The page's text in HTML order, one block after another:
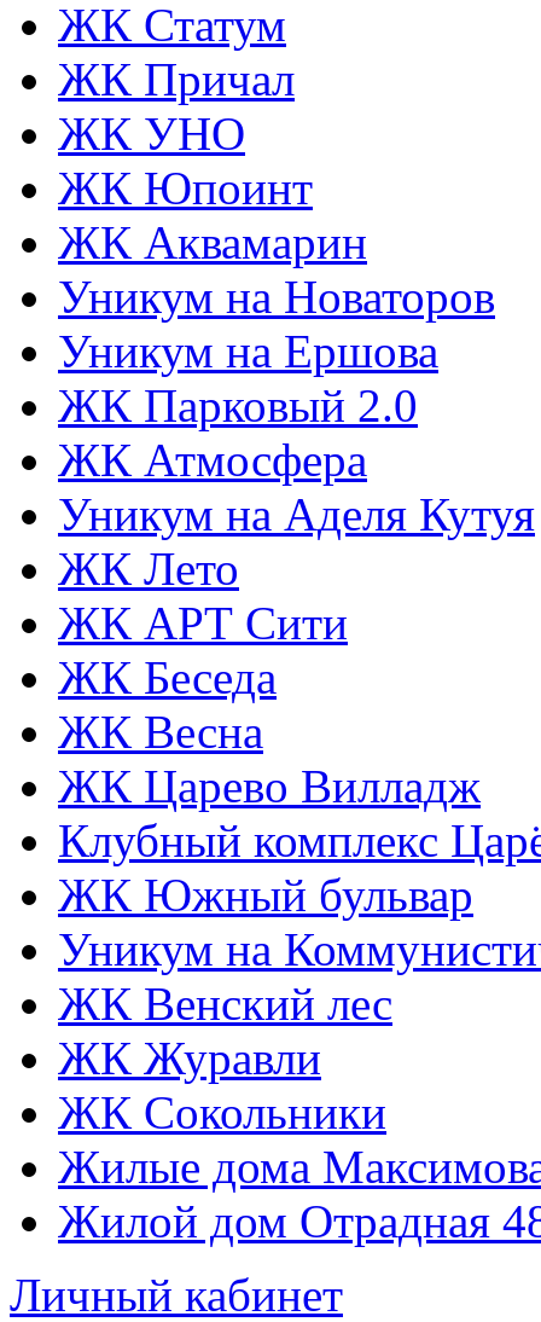
ЖК Статум
ЖК Причал
ЖК УНО
ЖК Юпоинт
ЖК Аквамарин
Уникум на Новаторов
Уникум на Ершова
ЖК Парковый 2.0
ЖК Атмосфера
Уникум на Аделя Кутуя
ЖК Лето
ЖК АРТ Сити
ЖК Беседа
ЖК Весна
ЖК Царево Вилладж
Клубный комплекс
ЖК Южный бульвар
Уникум на
ЖК Венский лес
ЖК Журавли
ЖК Сокольники
Жилые дома
Жилой дом Отрадная
Личный кабинет